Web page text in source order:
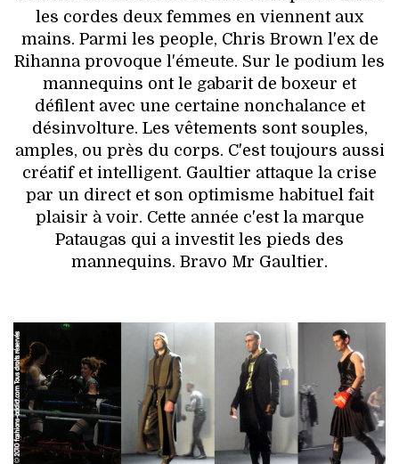
les cordes deux femmes en viennent aux
mains. Parmi les people, Chris Brown l'ex de
Rihanna provoque l'émeute. Sur le podium les
mannequins ont le gabarit de boxeur et
défilent avec une certaine nonchalance et
désinvolture. Les vêtements sont souples,
amples, ou près du corps. C'est toujours aussi
créatif et intelligent. Gaultier attaque la crise
par un direct et son optimisme habituel fait
plaisir à voir. Cette année c'est la marque
Pataugas qui a investit les pieds des
mannequins. Bravo Mr Gaultier.